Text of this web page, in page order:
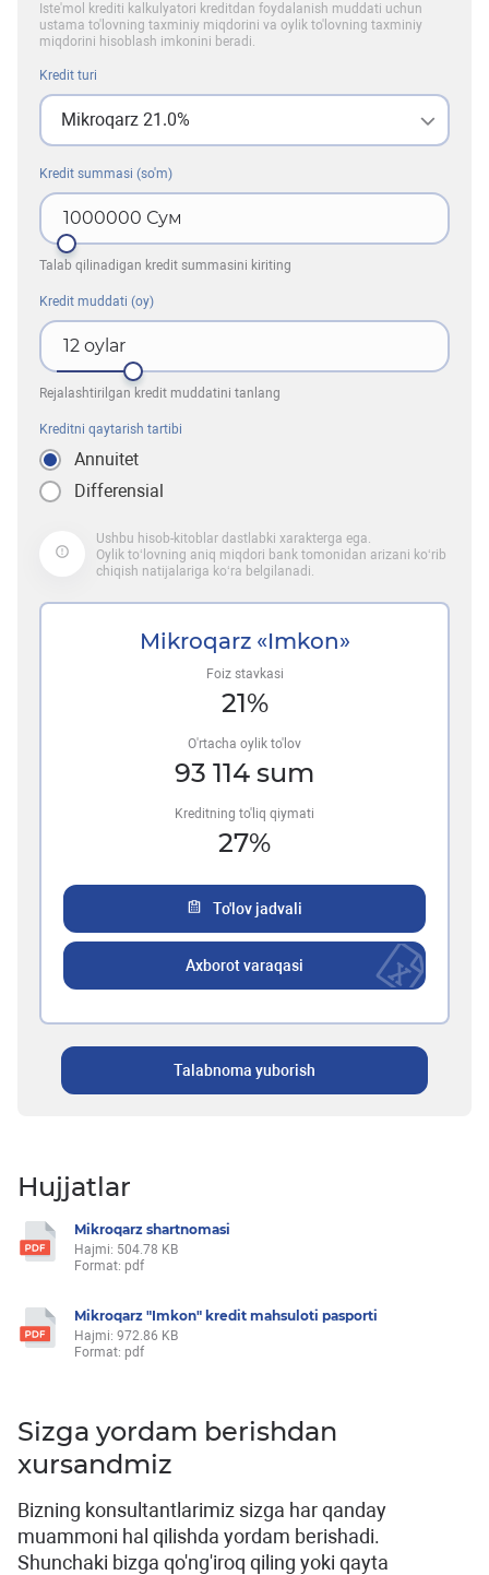
Iste'mol krediti kalkulyatori kreditdan foydalanish muddati uchun
ustama to'lovning taxminiy miqdorini va oylik to'lovning taxminiy
miqdorini hisoblash imkonini beradi.
Kredit turi
Mikroqarz 21.0%
Kredit summasi (so'm)
1000000 Сум
Talab qilinadigan kredit summasini kiriting
Kredit muddati (oy)
12 oylar
Rejalashtirilgan kredit muddatini tanlang
Kreditni qaytarish tartibi
Annuitet
Differensial
Ushbu hisob-kitoblar dastlabki xarakterga ega.
Oylik to‘lovning aniq miqdori bank tomonidan arizani ko‘rib
chiqish natijalariga ko‘ra belgilanadi.
Mikroqarz «Imkon»
Foiz stavkasi
21%
O'rtacha oylik to'lov
93 114 sum
Kreditning to'liq qiymati
27%
To'lov jadvali
Axborot varaqasi
Talabnoma yuborish
Hujjatlar
Mikroqarz shartnomasi
Hajmi: 504.78 KB
Format: pdf
Mikroqarz "Imkon" kredit mahsuloti pasporti
Hajmi: 972.86 KB
Format: pdf
Sizga yordam berishdan
xursandmiz
Bizning konsultantlarimiz sizga har qanday
muammoni hal qilishda yordam berishadi.
Shunchaki bizga qo'ng'iroq qiling yoki qayta